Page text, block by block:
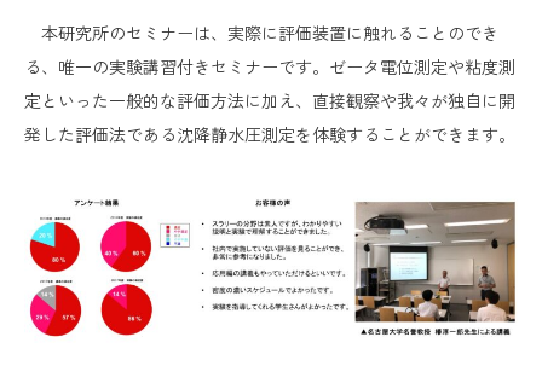
本研究所のセミナーは、実際に評価装置に触れることのでき
る、唯一の実験講習付きセミナーです。ゼータ電位測定や粘度測
定といった一般的な評価方法に加え、直接観察や我々が独自に開
発した評価法である沈降静水圧測定を体験することができます。